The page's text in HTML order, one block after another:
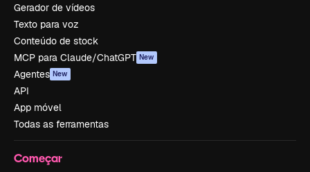
Gerador de vídeos
Texto para voz
Conteúdo de stock
MCP para Claude/ChatGPT New
Agentes New
API
App móvel
Todas as ferramentas
Começar